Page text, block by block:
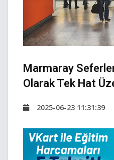
Marmaray
Olarak Tek Hat
2025-06-23 11:31:39